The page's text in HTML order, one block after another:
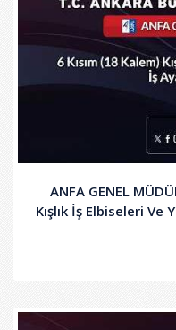
ANFA GENEL
Kışlık İş Elbiseleri Ve